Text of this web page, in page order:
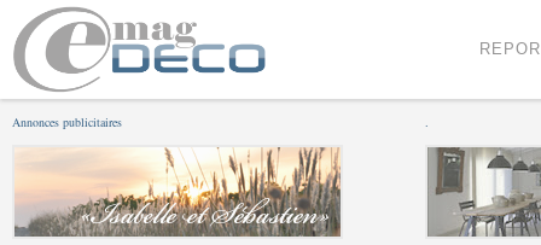
Annonces publicitaires